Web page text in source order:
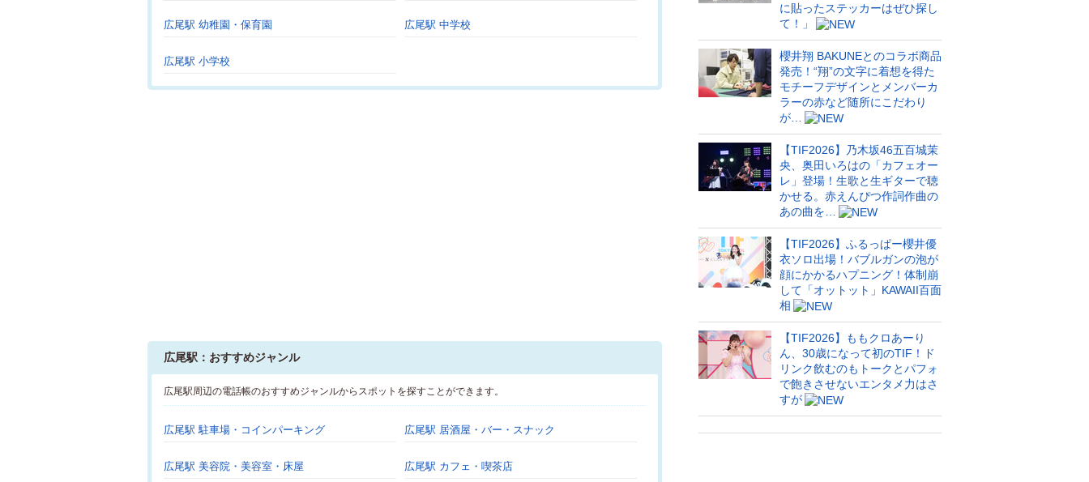
広尾駅 幼稚園・保育園 広尾駅 中学校
広尾駅 小学校
広尾駅：おすすめジャンル
広尾駅周辺の電話帳のおすすめジャンルからスポットを探すことができます。
広尾駅 駐車場・コインパーキング 広尾駅 居酒屋・バー・スナック
広尾駅 美容院・美容室・床屋 広尾駅 カフェ・喫茶店
に貼ったステッカーはぜひ探し
て！」
櫻井翔 BAKUNEとのコラボ商品
発売！“翔”の文字に着想を得た
モチーフデザインとメンバーカ
ラーの赤など随所にこだわり
が…
【TIF2026】乃木坂46五百城茉
央、奥田いろはの「カフェオー
レ」登場！生歌と生ギターで聴
かせる。赤えんぴつ作詞作曲の
あの曲を…
【TIF2026】ふるっぱー櫻井優
衣ソロ出場！バブルガンの泡が
顔にかかるハプニング！体制崩
して「オットット」KAWAII百面
相
【TIF2026】ももクロあーり
ん、30歳になって初のTIF！ド
リンク飲むのもトークとパフォ
で飽きさせないエンタメ力はさ
すが